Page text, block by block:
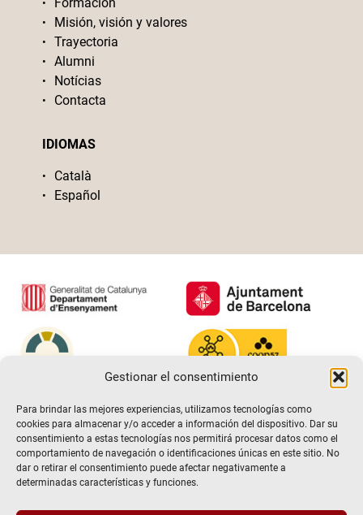
Gestionar el consentimiento
Para brindar las mejores experiencias, utilizamos tecnologías como
cookies para almacenar y/o acceder a información del dispositivo. Dar su
consentimiento a estas tecnologías nos permitirá procesar datos como el
comportamiento de navegación o identificaciones únicas en este sitio. No
dar o retirar el consentimiento puede afectar negativamente a
determinadas características y funciones.
Formación
Misión, visión y valores
Trayectoria
Alumni
Notícias
Contacta
IDIOMAS
Català
Español